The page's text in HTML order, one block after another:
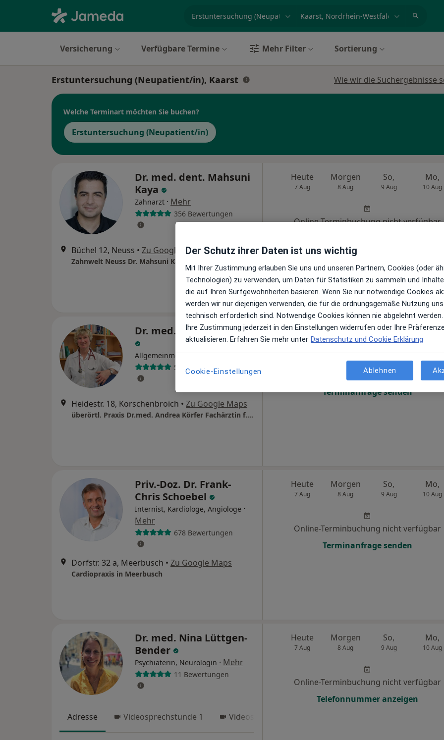
Versicherung Verfügbare Termine Mehr Filter Sortierung
Erstuntersuchung (Neupatient/in), Kaarst Wie wir die Suchergebnisse
Welche Terminart möchten Sie buchen?
Erstuntersuchung (Neupatient/in)
Dr. med. dent. Mahsuni
Kaya
Zahnarzt · Mehr
356 Bewertungen
Büchel 12, Neuss • Zu Google Maps
Zahnwelt Neuss Dr. Mahsuni Kaya Zahnarzt
Heute
7 Aug
Morgen
8 Aug
So,
9 Aug
Mo,
10 Aug
Online-Terminbuchung nicht verfügbar
Dr. med. Andrea Körfer
Allgemeinmedizinerin
53 Bewertungen
Heidestr. 18, Korschenbroich • Zu Google Maps
überörtl. Praxis Dr.med. Andrea Körfer Fachärztin f. Allgemeinmedizin
Heute
7 Aug
Morgen
8 Aug
So,
9 Aug
Mo,
10 Aug
Online-Terminbuchung nicht verfügbar
Terminanfrage senden
Priv.-Doz. Dr. Frank-
Chris Schoebel
Internist, Kardiologe, Angiologe ·
Mehr
678 Bewertungen
Dorfstr. 32 a, Meerbusch • Zu Google Maps
Cardiopraxis in Meerbusch
Heute
7 Aug
Morgen
8 Aug
So,
9 Aug
Mo,
10 Aug
Online-Terminbuchung nicht verfügbar
Terminanfrage senden
Dr. med. Nina Lüttgen-
Bender
Psychiaterin, Neurologin · Mehr
11 Bewertungen
Adresse Videosprechstunde 1 Videosprechstunde 2
Heute
7 Aug
Morgen
8 Aug
So,
9 Aug
Mo,
10 Aug
Online-Terminbuchung nicht verfügbar
Telefonnummer anzeigen
Der Schutz ihrer Daten ist uns wichtig
Mit Ihrer Zustimmung erlauben Sie uns und unseren Partnern, Cookies (oder
Technologien) zu verwenden, um Daten für Statistiken zu sammeln und
die auf Ihren Surfgewohnheiten basieren. Wenn Sie nur notwendige Cookies
werden wir nur diejenigen verwenden, die für die ordnungsgemäße Nutzung
technisch erforderlich sind. Notwendige Cookies können nie abgelehnt werden.
Ihre Zustimmung jederzeit in den Einstellungen widerrufen oder Ihre
aktualisieren. Erfahren Sie mehr unter Datenschutz und Cookie Erklärung
Cookie-Einstellungen Ablehnen